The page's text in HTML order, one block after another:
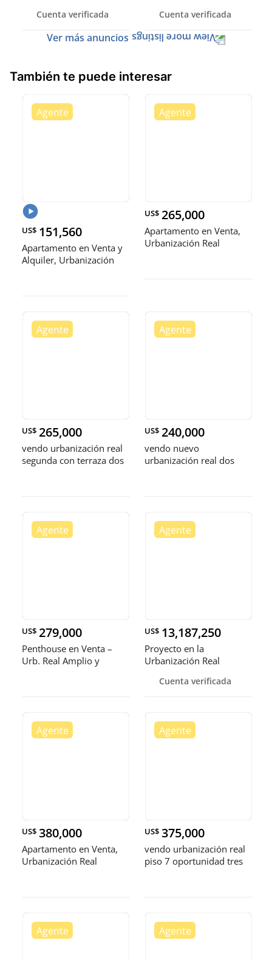
Cuenta verificada Cuenta verificada
Ver más anuncios
También te puede interesar
US$ 151,560
Apartamento en Venta y
Alquiler, Urbanización
US$ 265,000
Apartamento en Venta,
Urbanización Real
US$ 265,000
vendo urbanización real
segunda con terraza dos
US$ 240,000
vendo nuevo
urbanización real dos
US$ 279,000
Penthouse en Venta –
Urb. Real Amplio y
US$ 13,187,250
Proyecto en la
Urbanización Real
Cuenta verificada
US$ 380,000
Apartamento en Venta,
Urbanización Real
US$ 375,000
vendo urbanización real
piso 7 oportunidad tres